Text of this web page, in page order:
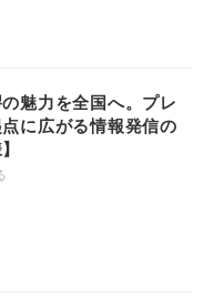
魅力を全国へ。プレ
に広がる情報発信の